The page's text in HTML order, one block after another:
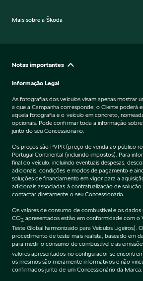
Mais sobre a Škoda
Notas importantes
Informação Legal
As fotografias dos veículos visam apenas mostrar
a que a Campanha corresponde; o Cliente poderá
aquela fotografia e o veículo em concreto,
opcionais. Pode confirmar toda a informação
junto do seu Concessionário.
Os preços são PVPR (preço de venda ao público
Portugal Continental (incluindo impostos). Para
final do veículo, incluindo eventuais despesas,
adicionais, condições e modos de pagamento e
soluções de financiamento em vigor para a
adicionais associadas à contratualização de
contactar diretamente o seu Concessionário.
Os valores de consumo de combustível e os dados
CO2 apresentados estão em conformidade com o
Teste Global harmonizado para Veículos Ligeiros).
procedimento de teste mais realista, baseado em
para medir o consumo de combustível e as
valores apresentados no configurador se
os mesmos são meramente informativos e não
confirmados junto de um Concessionário da Marca.